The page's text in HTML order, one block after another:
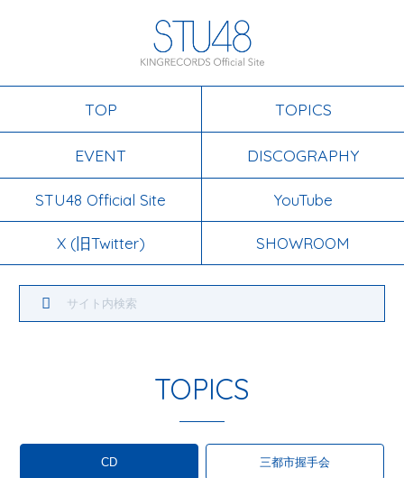
TOP TOPICS
EVENT DISCOGRAPHY
STU48 Official Site YouTube
X (旧Twitter) SHOWROOM
TOPICS
CD 三都市握手会